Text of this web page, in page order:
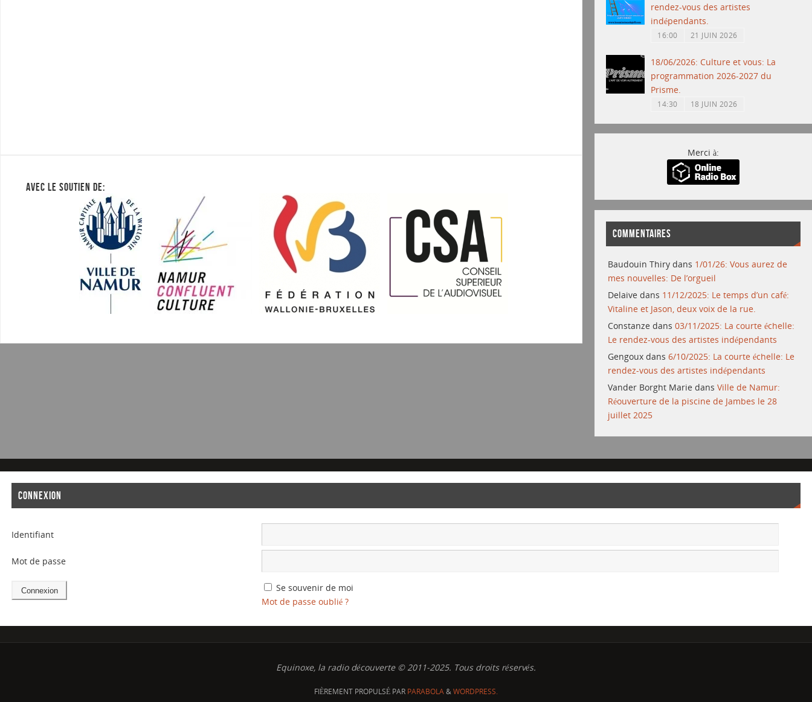
AVEC LE SOUTIEN DE:
rendez-vous des artistes
indépendants.
16:00 21 JUIN 2026
18/06/2026: Culture et vous: La
programmation 2026-2027 du
Prisme.
14:30 18 JUIN 2026
Merci à:
COMMENTAIRES
Baudouin Thiry dans 1/01/26: Vous aurez de
mes nouvelles: De l’orgueil
Delaive dans 11/12/2025: Le temps d’un café:
Vitaline et Jason, deux voix de la rue.
Constanze dans03/11/2025: La courte échelle:
Le rendez-vous des artistes indépendants
Gengoux dans6/10/2025: La courte échelle: Le
rendez-vous des artistes indépendants
Vander Borght Marie dansVille de Namur:
Réouverture de la piscine de Jambes le 28
juillet 2025
CONNEXION
Identifiant
Mot de passe
Se souvenir de moi
Mot de passe oublié ?
Equinoxe, la radio découverte © 2011-2025. Tous droits réservés.
FIÈREMENT PROPULSÉ PAR PARABOLA&WORDPRESS.